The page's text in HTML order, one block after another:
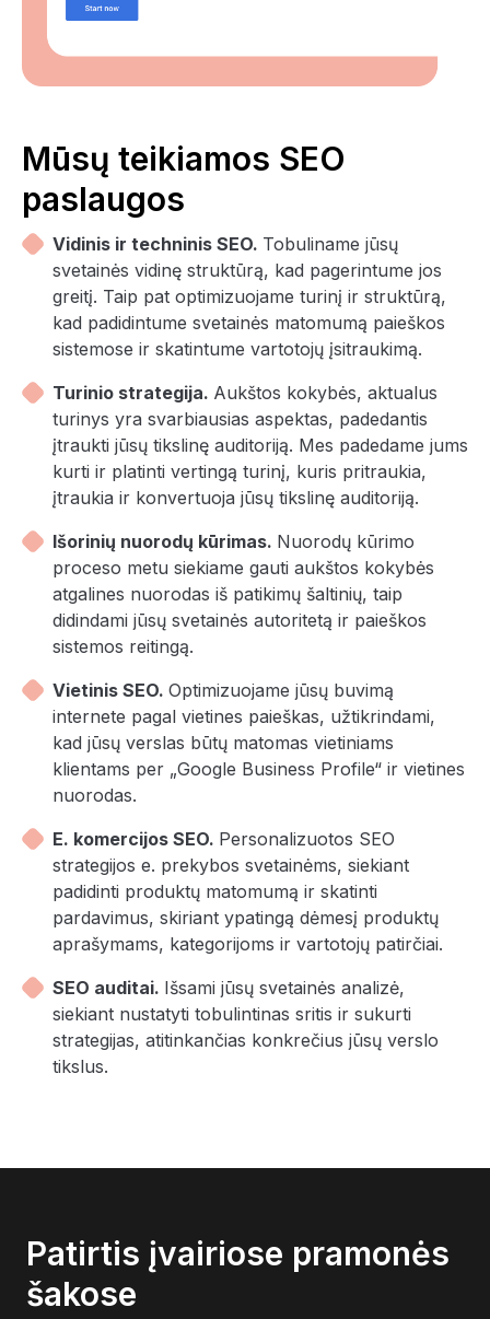
Mūsų teikiamos SEO
paslaugos
Vidinis ir techninis SEO. Tobuliname jūsų
svetainės vidinę struktūrą, kad pagerintume jos
greitį. Taip pat optimizuojame turinį ir struktūrą,
kad padidintume svetainės matomumą paieškos
sistemose ir skatintume vartotojų įsitraukimą.
Turinio strategija. Aukštos kokybės, aktualus
turinys yra svarbiausias aspektas, padedantis
įtraukti jūsų tikslinę auditoriją. Mes padedame jums
kurti ir platinti vertingą turinį, kuris pritraukia,
įtraukia ir konvertuoja jūsų tikslinę auditoriją.
Išorinių nuorodų kūrimas. Nuorodų kūrimo
proceso metu siekiame gauti aukštos kokybės
atgalines nuorodas iš patikimų šaltinių, taip
didindami jūsų svetainės autoritetą ir paieškos
sistemos reitingą.
Vietinis SEO. Optimizuojame jūsų buvimą
internete pagal vietines paieškas, užtikrindami,
kad jūsų verslas būtų matomas vietiniams
klientams per „Google Business Profile“ ir vietines
nuorodas.
E. komercijos SEO. Personalizuotos SEO
strategijos e. prekybos svetainėms, siekiant
padidinti produktų matomumą ir skatinti
pardavimus, skiriant ypatingą dėmesį produktų
aprašymams, kategorijoms ir vartotojų patirčiai.
SEO auditai. Išsami jūsų svetainės analizė,
siekiant nustatyti tobulintinas sritis ir sukurti
strategijas, atitinkančias konkrečius jūsų verslo
tikslus.
Patirtis įvairiose pramonės
šakose